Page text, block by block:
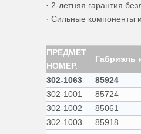
· 2-летняя гарантия
· Сильные компоненты
ПРЕДМЕТ
НОМЕР.
Габриэль
302-1063 85924
302-1001
85724
302-1002
85061
302-1003
85918